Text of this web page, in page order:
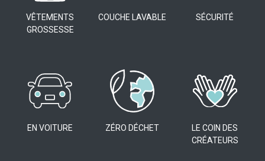
VÊTEMENTS
GROSSESSE
COUCHE LAVABLE SÉCURITÉ
EN VOITURE ZÉRO DÉCHET
LE COIN DES
CRÉATEURS